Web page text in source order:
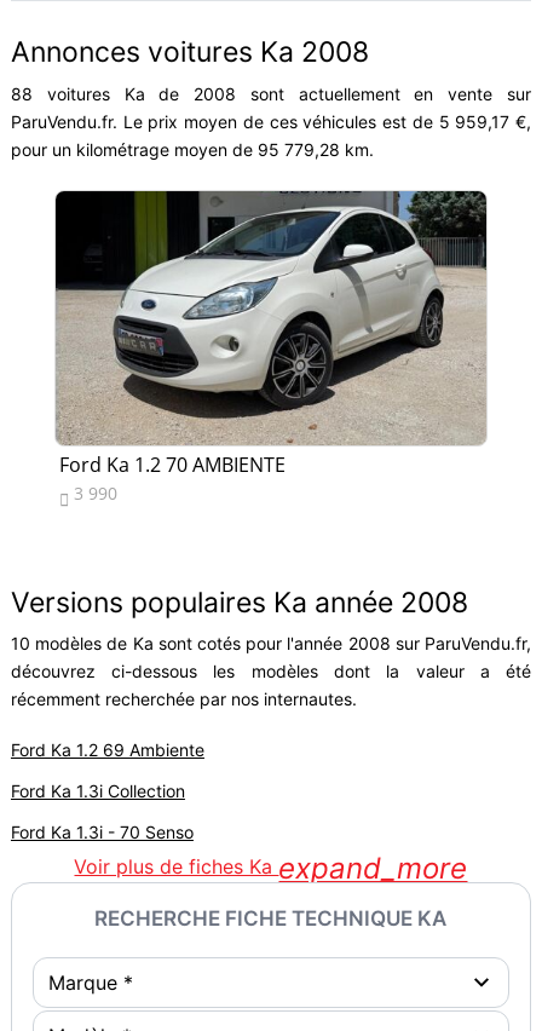
Annonces voitures Ka 2008
88 voitures Ka de 2008 sont actuellement en vente sur
ParuVendu.fr. Le prix moyen de ces véhicules est de 5 959,17 €,
pour un kilométrage moyen de 95 779,28 km.
Ford Ka 1.2 70 AMBIENTE
 3 990
Versions populaires Ka année 2008
10 modèles de Ka sont cotés pour l'année 2008 sur ParuVendu.fr,
découvrez ci-dessous les modèles dont la valeur a été
récemment recherchée par nos internautes.
Ford Ka 1.2 69 Ambiente
Ford Ka 1.3i Collection
Ford Ka 1.3i - 70 Senso
Voir plus de fiches Ka expand_more
RECHERCHE FICHE TECHNIQUE KA